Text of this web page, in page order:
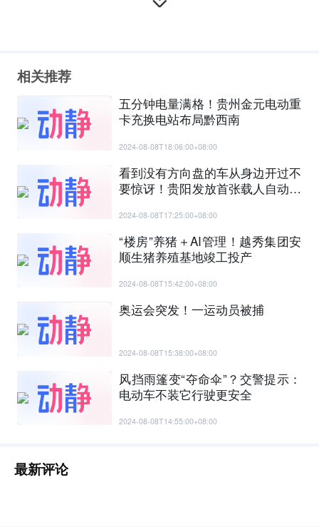
相关推荐
五分钟电量满格！贵州金元电动重
卡充换电站布局黔西南
2024-08-08T18:06:00+08:00
看到没有方向盘的车从身边开过不
要惊讶！贵阳发放首张载人自动驾
2024-08-08T17:25:00+08:00
“楼房”养猪＋AI管理！越秀集团安
顺生猪养殖基地竣工投产
2024-08-08T15:42:00+08:00
奥运会突发！一运动员被捕
2024-08-08T15:38:00+08:00
风挡雨篷变“夺命伞”？交警提示：
电动车不装它行驶更安全
2024-08-08T14:55:00+08:00
最新评论